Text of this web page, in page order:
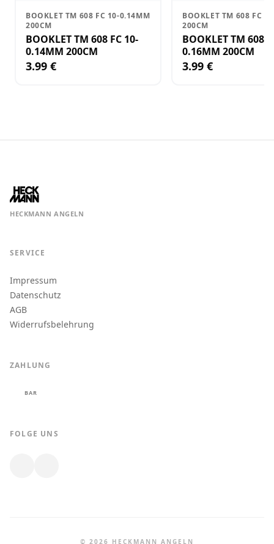
BOOKLET TM 608 FC 10-0.14MM
200CM
BOOKLET TM 608 FC 10-
0.14MM 200CM
3.99 €
BOOKLET TM 608 FC
200CM
BOOKLET TM 608 FC
0.16MM 200CM
3.99 €
HECKMANN ANGELN
SERVICE
Impressum
Datenschutz
AGB
Widerrufsbelehrung
ZAHLUNG
BAR
FOLGE UNS
© 2026 HECKMANN ANGELN